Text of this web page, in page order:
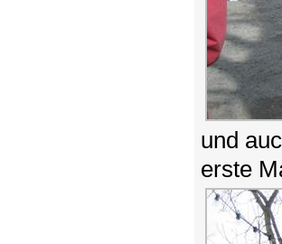
und
erste